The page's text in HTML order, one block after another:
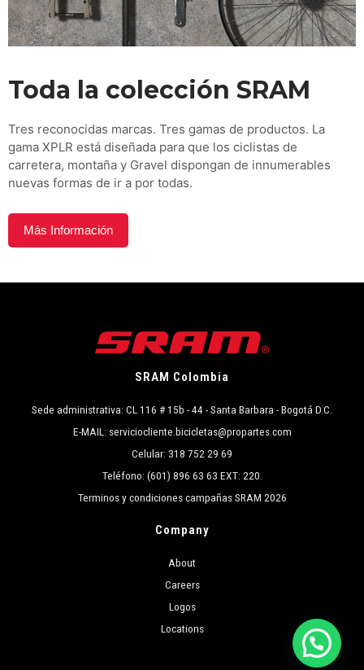
Toda la colección SRAM
Tres reconocidas marcas. Tres gamas de productos. La
gama XPLR está diseñada para que los ciclistas de
carretera, montaña y Gravel dispongan de innumerables
nuevas formas de ir a por todas.
Más Información
SRAM Colombia
Sede administrativa: CL 116 # 15b - 44 - Santa Barbara - Bogotá D.C.
E-MAIL: serviciocliente.bicicletas@propartes.com
Celular: 318 752 29 69
Teléfono: (601) 896 63 63 EXT: 220.
Terminos y condiciones campañas SRAM 2026
Company
About
Careers
Logos
Locations